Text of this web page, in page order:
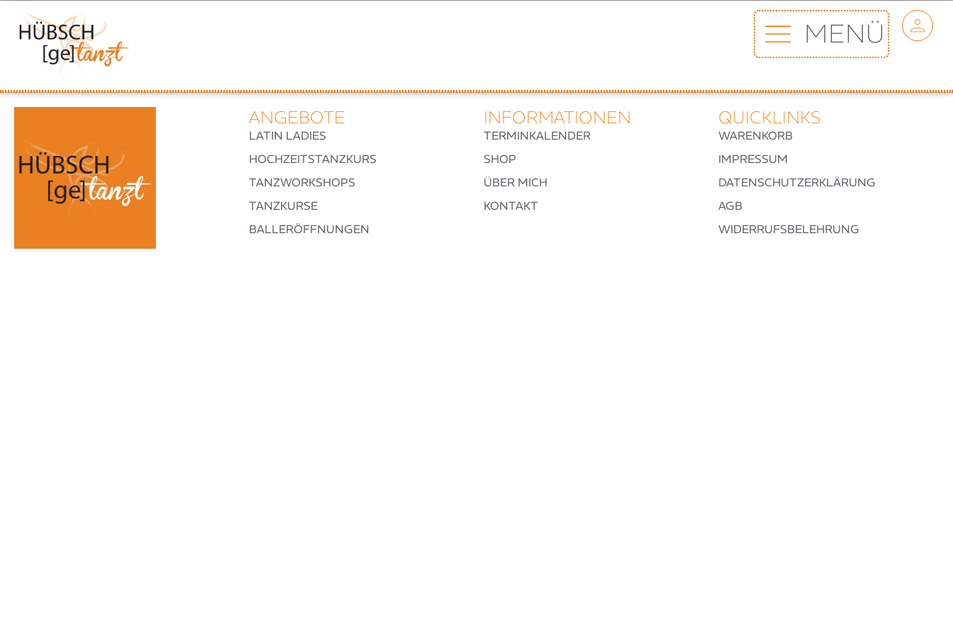
MENÜ
ANGEBOTE
LATIN LADIES
HOCHZEITSTANZKURS
TANZWORKSHOPS
TANZKURSE
BALLERÖFFNUNGEN
INFORMATIONEN
TERMINKALENDER
SHOP
ÜBER MICH
KONTAKT
QUICKLINKS
WARENKORB
IMPRESSUM
DATENSCHUTZERKLÄRUNG
AGB
WIDERRUFSBELEHRUNG